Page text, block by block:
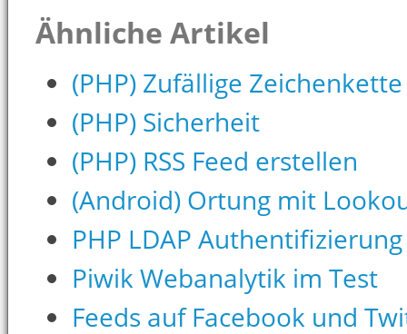
Ähnliche Artikel
(PHP) Zufällige Zeichenkette
(PHP) Sicherheit
(PHP) RSS Feed erstellen
(Android) Ortung mit
PHP LDAP
Piwik Webanalytik im Test
Feeds auf Facebook und